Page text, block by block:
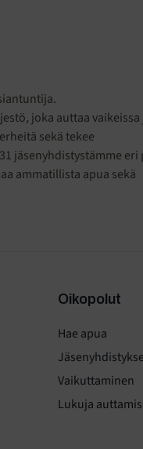
, joka auttaa vaikeissa
sekä tekee
jäsenyhdistystämme
ammatillista apua sekä
Oikopolut
Hae apua
Vaikuttaminen
Lukuja